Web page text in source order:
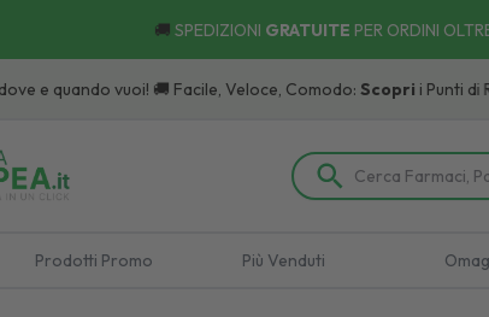
🚚 SPEDIZIONI GRATUITE PER ORDINI
vuoi! 🚚 Facile, Veloce, Comodo:Scoprii Punti di Ritiro.
Prodotti Promo Più Venduti